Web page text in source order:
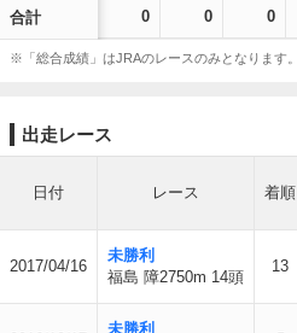
合計 0 0 0
※「総合成績」はJRAのレースのみとなります。
出走レース
日付 レース 着順
2017/04/16
未勝利
福島 障2750m 14頭
13
未勝利